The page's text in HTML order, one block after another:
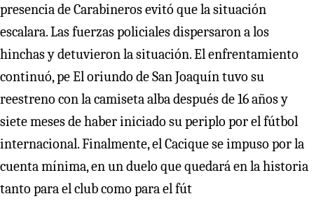
presencia de Carabineros evitó que la situación
escalara. Las fuerzas policiales dispersaron a los
hinchas y detuvieron la situación. El enfrentamiento
continuó, pe El oriundo de San Joaquín tuvo su
reestreno con la camiseta alba después de 16 años y
siete meses de haber iniciado su periplo por el fútbol
internacional. Finalmente, el Cacique se impuso por la
cuenta mínima, en un duelo que quedará en la historia
tanto para el club como para el fút